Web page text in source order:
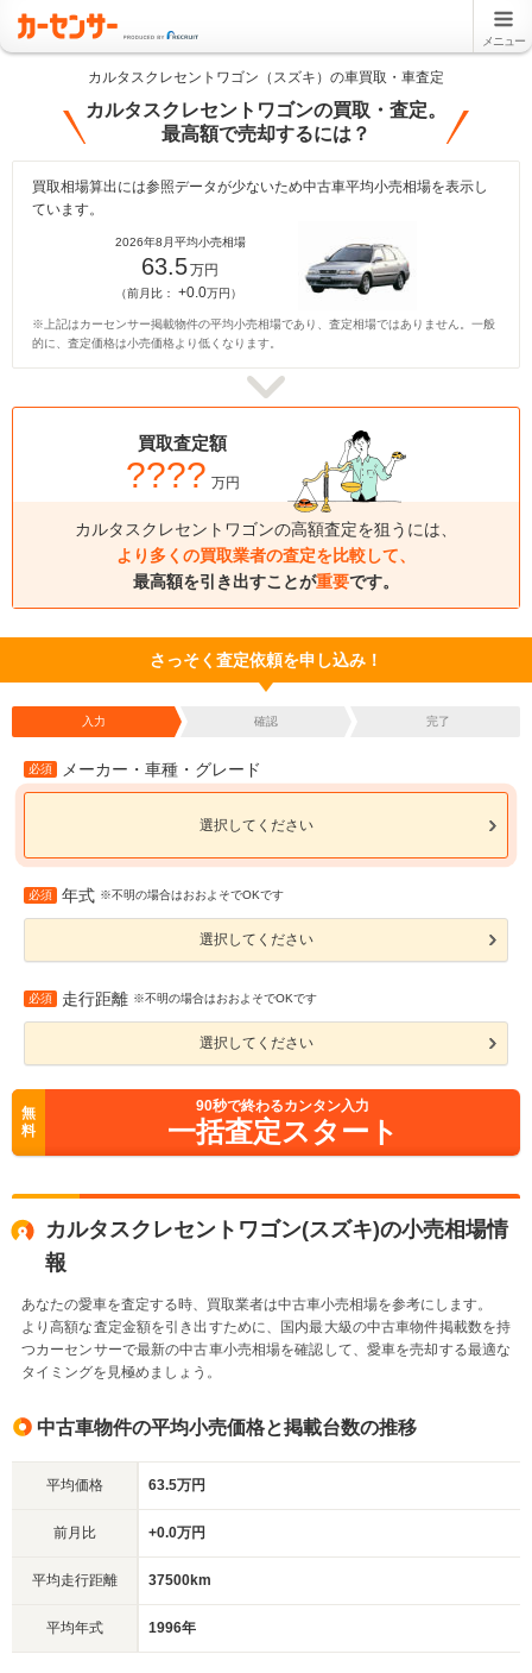
メニュー
カルタスクレセントワゴン（スズキ）の車買取・車査定
カルタスクレセントワゴンの買取・査定。
最高額で売却するには？
買取相場算出には参照データが少ないため中古車平均小売相場を表示し
ています。
2026年8月平均小売相場
63.5万円
（前月比： +0.0万円）
※上記はカーセンサー掲載物件の平均小売相場であり、査定相場ではありません。一般
的に、査定価格は小売価格より低くなります。
買取査定額
???? 万円
カルタスクレセントワゴンの高額査定を狙うには、
より多くの買取業者の査定を比較して、
最高額を引き出すことが重要です。
さっそく査定依頼を申し込み！
入力 確認 完了
必須 メーカー・車種・グレード
選択してください
必須 年式 ※不明の場合はおおよそでOKです
選択してください
必須 走行距離 ※不明の場合はおおよそでOKです
選択してください
無
料
90秒で終わるカンタン入力
一括査定スタート
カルタスクレセントワゴン(スズキ)の小売相場情
報
あなたの愛車を査定する時、買取業者は中古車小売相場を参考にします。
より高額な査定金額を引き出すために、国内最大級の中古車物件掲載数を持
つカーセンサーで最新の中古車小売相場を確認して、愛車を売却する最適な
タイミングを見極めましょう。
中古車物件の平均小売価格と掲載台数の推移
平均価格 63.5万円
前月比 +0.0万円
平均走行距離 37500km
平均年式 1996年